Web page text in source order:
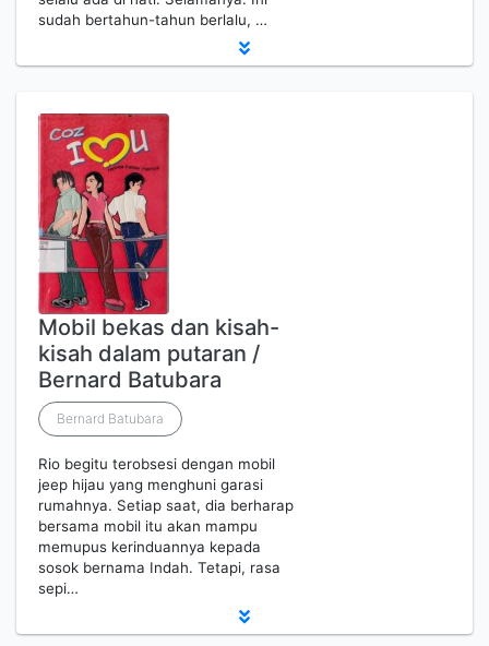
sudah bertahun-tahun berlalu, …
Mobil bekas dan kisah-
kisah dalam putaran /
Bernard Batubara
Bernard Batubara
Rio begitu terobsesi dengan mobil
jeep hijau yang menghuni garasi
rumahnya. Setiap saat, dia berharap
bersama mobil itu akan mampu
memupus kerinduannya kepada
sosok bernama Indah. Tetapi, rasa
sepi…